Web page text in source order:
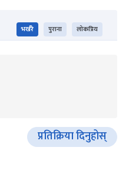
भर्खरै पुराना लोकप्रिय
प्रतिक्रिया दिनुहोस्